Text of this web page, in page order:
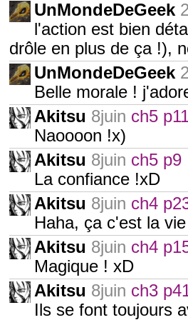
UnMondeDeGeek
l'action est bien
drôle en plus de ça !),
UnMondeDeGeek
Belle morale !
Akitsu 8juin ch5
Naoooon !x)
Akitsu 8juin ch5 p9
La confiance !xD
Akitsu 8juin ch4
Haha, ça c'est la
Akitsu 8juin ch4
Magique ! xD
Akitsu 8juin ch3
Ils se font toujours